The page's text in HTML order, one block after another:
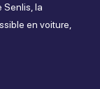
Senlis, la
en voiture,